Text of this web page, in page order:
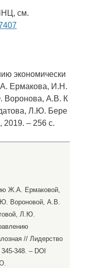
см.
экономически
Ермакова, И.Н.
Воронова, А.В. К
Л.Ю. Бере
2019. – 256 с.
Ж.А. Ермаковой,
Вороновой, А.В.
Л.Ю.
// Лидерство
348. – DOI